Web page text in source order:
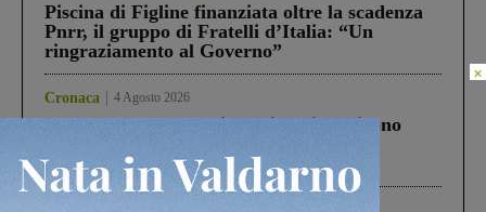
Piscina di Figline finanziata oltre la scadenza
Pnrr, il gruppo di Fratelli d’Italia: “Un
ringraziamento al Governo”
Cronaca 4 Agosto 2026
Un anno fa la strage in A1 in cui morirono
Gianni, Giulia e Franco. Lo schianto, il
processo, lo stop ai sorpassi fra tir....
×